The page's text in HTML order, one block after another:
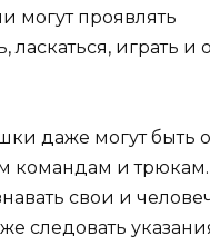
могут проявлять
ласкаться, играть и
даже могут быть
командам и
свои и
следовать